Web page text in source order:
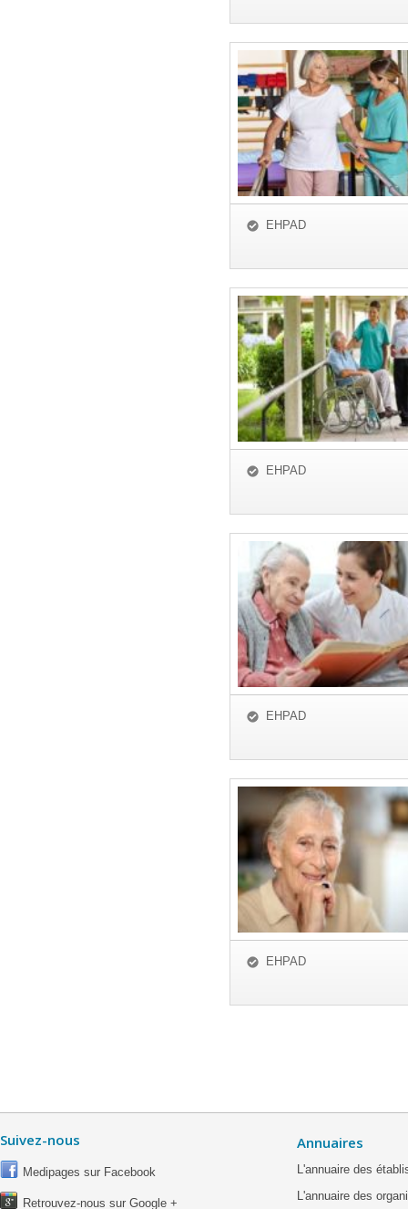
EHPAD
EHPAD
EHPAD
EHPAD
Suivez-nous
Medipages sur Facebook
Retrouvez-nous sur Google +
Annuaires
L'annuaire des
L'annuaire des